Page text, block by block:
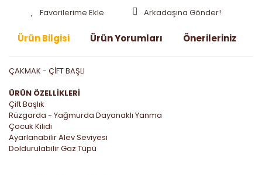
Arkadaşına Gönder!
Ürün Bilgisi Ürün Yorumları Önerileriniz
ÇAKMAK - ÇİFT BAŞLI
ÜRÜN ÖZELLİKLERİ
Çift Başlık
Rüzgarda - Yağmurda Dayanaklı Yanma
Çocuk Kilidi
Ayarlanabilir Alev Seviyesi
Doldurulabilir Gaz Tüpü